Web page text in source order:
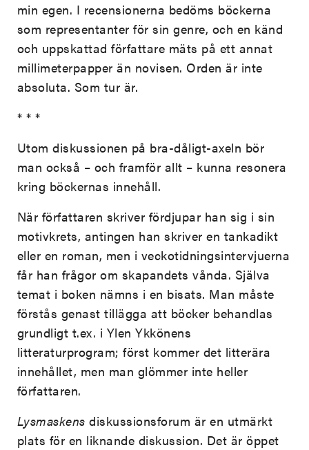
min egen. I recensionerna bedöms böckerna
som representanter för sin genre, och en känd
och uppskattad författare mäts på ett annat
millimeterpapper än novisen. Orden är inte
absoluta. Som tur är.
* * *
Utom diskussionen på bra-dåligt-axeln bör
man också – och framför allt – kunna resonera
kring böckernas innehåll.
När författaren skriver fördjupar han sig i sin
motivkrets, antingen han skriver en tankadikt
eller en roman, men i veckotidningsintervjuerna
får han frågor om skapandets vånda. Själva
temat i boken nämns i en bisats. Man måste
förstås genast tillägga att böcker behandlas
grundligt t.ex. i Ylen Ykkönens
litteraturprogram; först kommer det litterära
innehållet, men man glömmer inte heller
författaren.
Lysmaskens diskussionsforum är en utmärkt
plats för en liknande diskussion. Det är öppet